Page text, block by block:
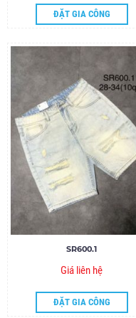
ĐẶT GIA CÔNG
SR600.1
Giá liên hệ
ĐẶT GIA CÔNG